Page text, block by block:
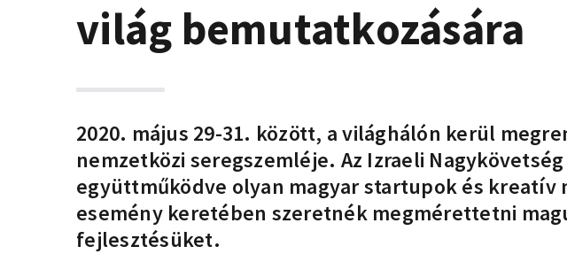
világ bemutatkozására
2020. május 29-31. között, a világhálón kerül
nemzetközi seregszemléje. Az Izraeli
együttműködve olyan magyar startupok és
esemény keretében szeretnék megmérettetni
fejlesztésüket.